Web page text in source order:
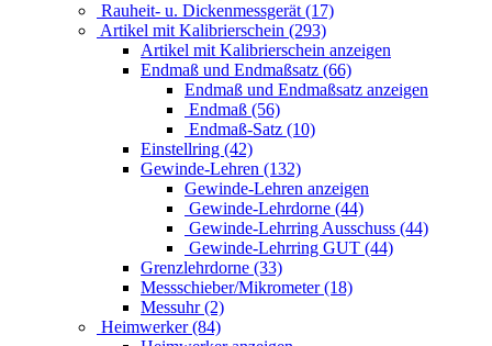
Rauheit- u. Dickenmessgerät (17)
Artikel mit Kalibrierschein (293)
Artikel mit Kalibrierschein anzeigen
Endmaß und Endmaßsatz (66)
Endmaß und Endmaßsatz anzeigen
Endmaß (56)
Endmaß-Satz (10)
Einstellring (42)
Gewinde-Lehren (132)
Gewinde-Lehren anzeigen
Gewinde-Lehrdorne (44)
Gewinde-Lehrring Ausschuss (44)
Gewinde-Lehrring GUT (44)
Grenzlehrdorne (33)
Messschieber/Mikrometer (18)
Messuhr (2)
Heimwerker (84)